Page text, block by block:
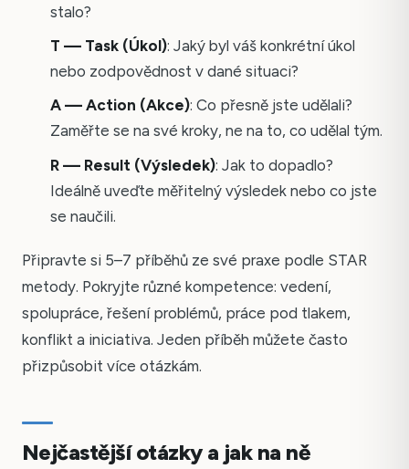
stalo?
T — Task (Úkol): Jaký byl váš konkrétní úkol
nebo zodpovědnost v dané situaci?
A — Action (Akce): Co přesně jste udělali?
Zaměřte se na své kroky, ne na to, co udělal tým.
R — Result (Výsledek): Jak to dopadlo?
Ideálně uveďte měřitelný výsledek nebo co jste
se naučili.
Připravte si 5–7 příběhů ze své praxe podle STAR
metody. Pokryjte různé kompetence: vedení,
spolupráce, řešení problémů, práce pod tlakem,
konflikt a iniciativa. Jeden příběh můžete často
přizpůsobit více otázkám.
Nejčastější otázky a jak na ně